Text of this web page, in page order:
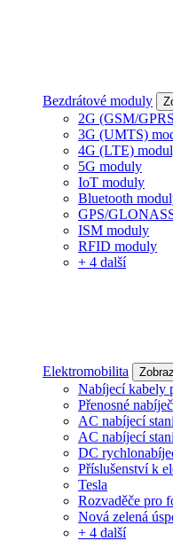
Bezdrátové moduly
2G (GSM/
3G (UMTS)
4G (LTE)
5G moduly
IoT moduly
Bluetooth
GPS/
ISM moduly
RFID moduly
+ 4 další
Elektromobilita
Nabíjecí kabely
Přenosné
AC nabíjecí
AC nabíjecí
DC
Příslušenství k
Tesla
Rozvaděče pro
Nová zelená
+ 4 další